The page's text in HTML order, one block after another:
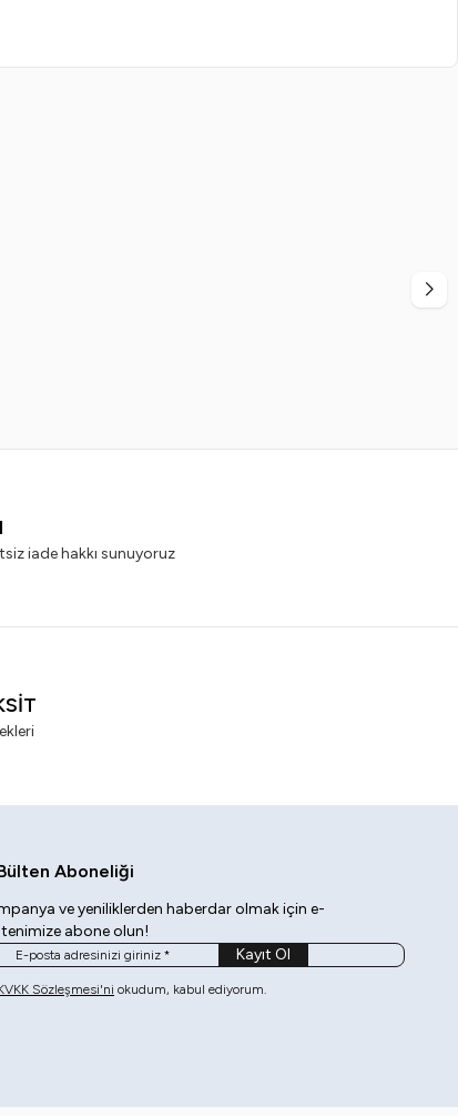
TL
iade hakkı sunuyoruz
Aboneliği
ve yeniliklerden haberdar olmak için e-
abone olun!
Kayıt Ol
Sözleşmesi'ni okudum, kabul ediyorum.